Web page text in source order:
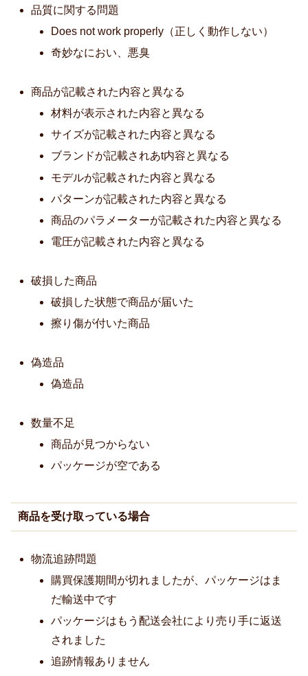
品質に関する問題
Does not work properly（正しく動作しない）
奇妙なにおい、悪臭
商品が記載された内容と異なる
材料が表示された内容と異なる
サイズが記載された内容と異なる
ブランドが記載されあt内容と異なる
モデルが記載された内容と異なる
パターンが記載された内容と異なる
商品のパラメーターが記載された内容と異なる
電圧が記載された内容と異なる
破損した商品
破損した状態で商品が届いた
擦り傷が付いた商品
偽造品
偽造品
数量不足
商品が見つからない
パッケージが空である
商品を受け取っている場合
物流追跡問題
購買保護期間が切れましたが、パッケージはま
だ輸送中です
パッケージはもう配送会社により売り手に返送
されました
追跡情報ありません